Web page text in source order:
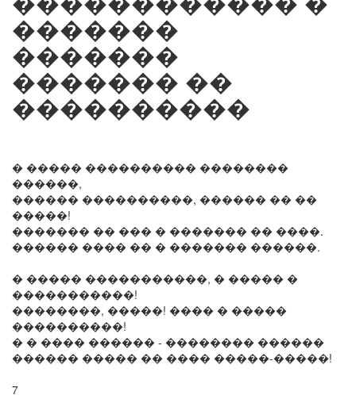
�������
�������
������� ��
����������
� ����� ���������� ��������
������,
������ ����������, ������ �� ��
�����!
������� �� ��� � ������� �� ����.
������ ���� �� � ������� ������.
� ����� �����������, � ����� �
�����������!
��������, �����! ���� � �����
����������!
� � ���� ������ - �������� ������
������ ����� �� ���� �����-�����!
7